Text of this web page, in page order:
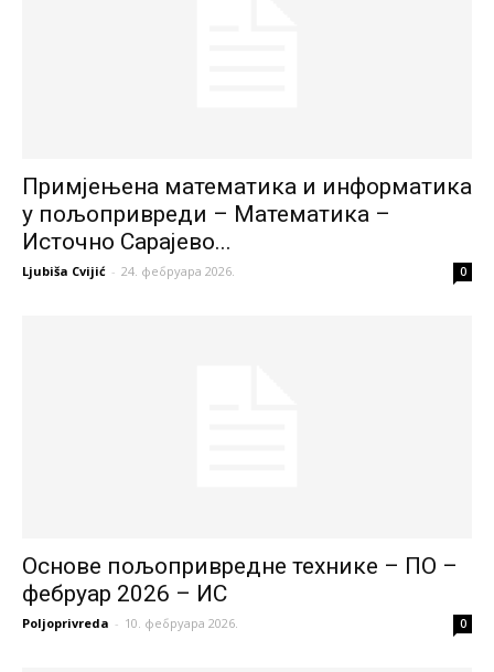
Примјењена математика и информатика
у пољопривреди – Математика –
Источно Сарајево...
Ljubiša Cvijić - 24. фебруара 2026. 0
Основе пољопривредне технике – ПО –
фебруар 2026 – ИС
Poljoprivreda - 10. фебруара 2026. 0